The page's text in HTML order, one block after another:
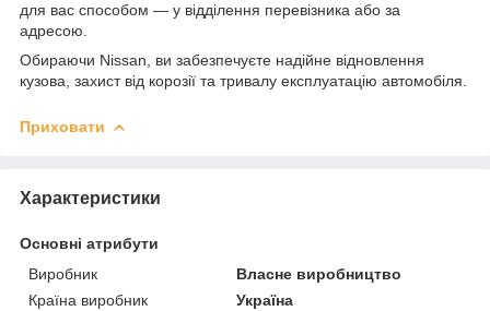
для вас способом — у відділення перевізника або за
адресою.
Обираючи Nissan, ви забезпечуєте надійне відновлення
кузова, захист від корозії та тривалу експлуатацію автомобіля.
Приховати
Характеристики
Основні атрибути
Виробник
Власне виробництво
Країна виробник
Україна